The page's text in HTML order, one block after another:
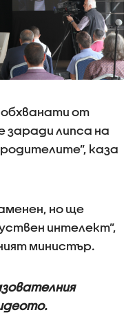
обхванати от
заради липса на
каза
но ще
интелект”,
министър.